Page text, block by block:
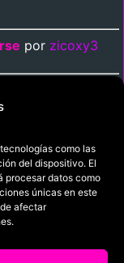
como las
del dispositivo. El
procesar datos como
únicas en este
afectar
por zicoxy3